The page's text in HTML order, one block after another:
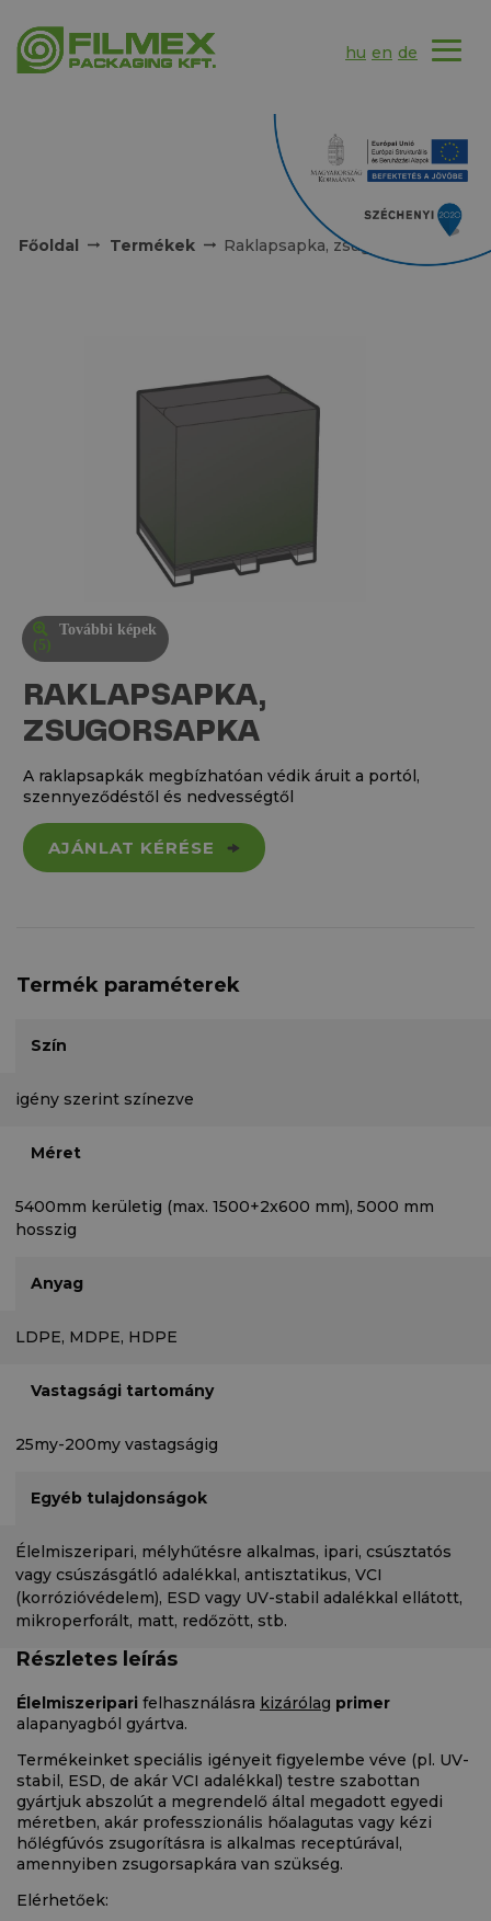
hu en de
Főoldal Termékek Raklapsapka, zsugorsapka
További képek
(5)
RAKLAPSAPKA,
ZSUGORSAPKA
A raklapsapkák megbízhatóan védik áruit a portól,
szennyeződéstől és nedvességtől
AJÁNLAT KÉRÉSE
Termék paraméterek
Szín
igény szerint színezve
Méret
5400mm kerületig (max. 1500+2x600 mm), 5000 mm
hosszig
Anyag
LDPE, MDPE, HDPE
Vastagsági tartomány
25my-200my vastagságig
Egyéb tulajdonságok
Élelmiszeripari, mélyhűtésre alkalmas, ipari, csúsztatós
vagy csúszásgátló adalékkal, antisztatikus, VCI
(korrózióvédelem), ESD vagy UV-stabil adalékkal ellátott,
mikroperforált, matt, redőzött, stb.
Részletes leírás
Élelmiszeripari felhasználásra kizárólag primer
alapanyagból gyártva.
Termékeinket speciális igényeit figyelembe véve (pl. UV-
stabil, ESD, de akár VCI adalékkal) testre szabottan
gyártjuk abszolút a megrendelő által megadott egyedi
méretben, akár professzionális hőalagutas vagy kézi
hőlégfúvós zsugorításra is alkalmas receptúrával,
amennyiben zsugorsapkára van szükség.
Elérhetőek: